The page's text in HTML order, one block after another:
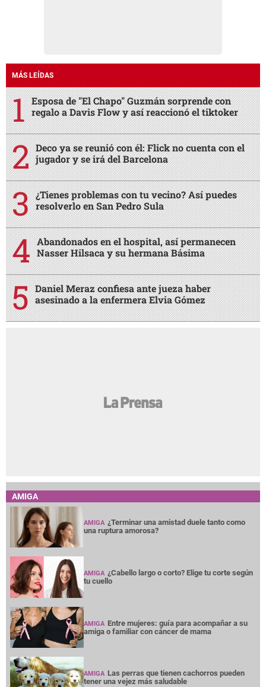
MÁS LEÍDAS
Esposa de "El Chapo" Guzmán sorprende con
regalo a Davis Flow y así reaccionó el tiktoker
Deco ya se reunió con él: Flick no cuenta con el
jugador y se irá del Barcelona
¿Tienes problemas con tu vecino? Así puedes
resolverlo en San Pedro Sula
Abandonados en el hospital, así permanecen
Nasser Hilsaca y su hermana Básima
Daniel Meraz confiesa ante jueza haber
asesinado a la enfermera Elvia Gómez
AMIGA
AMIGA ¿Terminar una amistad duele tanto como
una ruptura amorosa?
AMIGA ¿Cabello largo o corto? Elige tu corte según
tu cuello
AMIGA Entre mujeres: guía para acompañar a su
amiga o familiar con cáncer de mama
AMIGA Las perras que tienen cachorros pueden
tener una vejez más saludable